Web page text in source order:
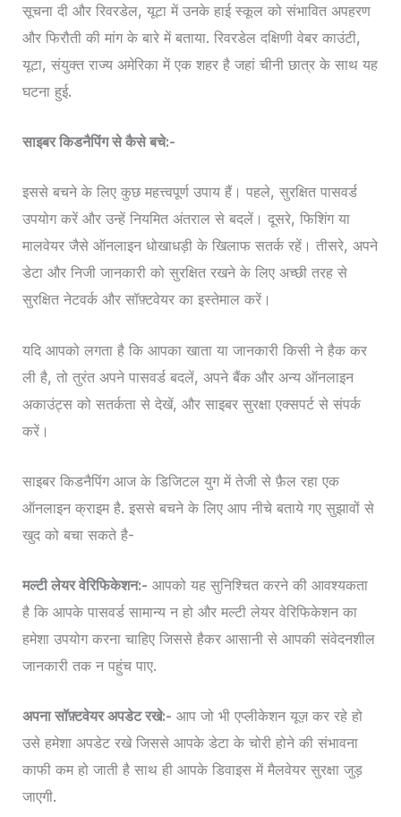
सूचना दी और रिवरडेल, यूटा में उनके हाई स्कूल को संभावित अपहरण
और फिरौती की मांग के बारे में बताया. रिवरडेल दक्षिणी वेबर काउंटी,
यूटा, संयुक्त राज्य अमेरिका में एक शहर है जहां चीनी छात्र के साथ यह
घटना हुई.
साइबर किडनैपिंग से कैसे बचे:-
इससे बचने के लिए कुछ महत्त्वपूर्ण उपाय हैं। पहले, सुरक्षित पासवर्ड
उपयोग करें और उन्हें नियमित अंतराल से बदलें। दूसरे, फिशिंग या
मालवेयर जैसे ऑनलाइन धोखाधड़ी के खिलाफ सतर्क रहें। तीसरे, अपने
डेटा और निजी जानकारी को सुरक्षित रखने के लिए अच्छी तरह से
सुरक्षित नेटवर्क और सॉफ़्टवेयर का इस्तेमाल करें।
यदि आपको लगता है कि आपका खाता या जानकारी किसी ने हैक कर
ली है, तो तुरंत अपने पासवर्ड बदलें, अपने बैंक और अन्य ऑनलाइन
अकाउंट्स को सतर्कता से देखें, और साइबर सुरक्षा एक्सपर्ट से संपर्क
करें।
साइबर किडनैपिंग आज के डिजिटल युग में तेजी से फ़ैल रहा एक
ऑनलाइन क्राइम है. इससे बचने के लिए आप नीचे बताये गए सुझावों से
खुद को बचा सकते है-
मल्टी लेयर वेरिफिकेशन:- आपको यह सुनिश्चित करने की आवश्यकता
है कि आपके पासवर्ड सामान्य न हो और मल्टी लेयर वेरिफिकेशन का
हमेशा उपयोग करना चाहिए जिससे हैकर आसानी से आपकी संवेदनशील
जानकारी तक न पहुंच पाए.
अपना सॉफ़्टवेयर अपडेट रखे:- आप जो भी एप्लीकेशन यूज़ कर रहे हो
उसे हमेशा अपडेट रखे जिससे आपके डेटा के चोरी होने की संभावना
काफी कम हो जाती है साथ ही आपके डिवाइस में मैलवेयर सुरक्षा जुड़
जाएगी.